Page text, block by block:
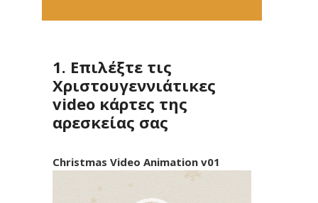
1. Επιλέξτε τις
Χριστουγεννιάτικες
video κάρτες της
αρεσκείας σας
Christmas Video Animation v01